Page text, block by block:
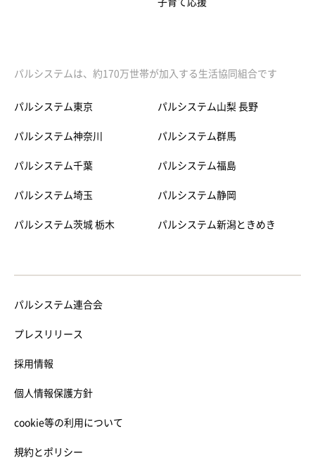
パルシステムは、約170万世帯が加入する生活協同組合です
パルシステム東京
パルシステム神奈川
パルシステム千葉
パルシステム埼玉
パルシステム茨城 栃木
パルシステム山梨 長野
パルシステム群馬
パルシステム福島
パルシステム静岡
パルシステム新潟ときめき
パルシステム連合会
プレスリリース
採用情報
個人情報保護方針
cookie等の利用について
規約とポリシー